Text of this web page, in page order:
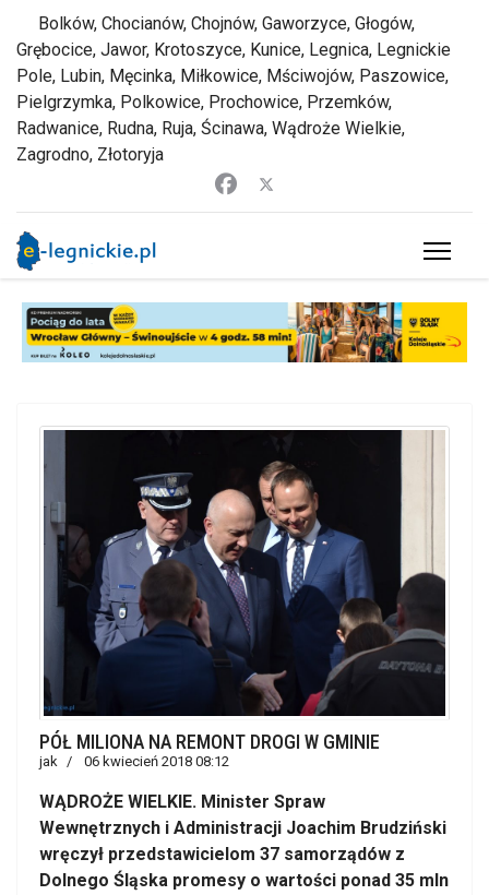
Bolków, Chocianów, Chojnów, Gaworzyce, Głogów,
Grębocice, Jawor, Krotoszyce, Kunice, Legnica, Legnickie
Pole, Lubin, Męcinka, Miłkowice, Mściwojów, Paszowice,
Pielgrzymka, Polkowice, Prochowice, Przemków,
Radwanice, Rudna, Ruja, Ścinawa, Wądroże Wielkie,
Zagrodno, Złotoryja
PÓŁ MILIONA NA REMONT DROGI W GMINIE
jak 06 kwiecień 2018 08:12
WĄDROŻE WIELKIE. Minister Spraw
Wewnętrznych i Administracji Joachim Brudziński
wręczył przedstawicielom 37 samorządów z
Dolnego Śląska promesy o wartości ponad 35 mln